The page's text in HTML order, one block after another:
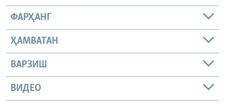
ФАРҲАНГ
ҲАМВАТАН
ВАРЗИШ
ВИДЕО